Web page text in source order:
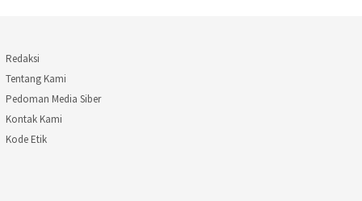
Redaksi
Tentang Kami
Pedoman Media Siber
Kontak Kami
Kode Etik